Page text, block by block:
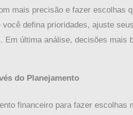
mais precisão e fazer escolhas
defina prioridades, ajuste
Em última análise, decisões
do Planejamento
financeiro para fazer